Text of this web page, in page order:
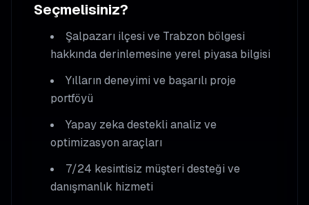
Seçmelisiniz?
Şalpazarı ilçesi ve Trabzon bölgesi
hakkında derinlemesine yerel piyasa bilgisi
Yılların deneyimi ve başarılı proje
portföyü
Yapay zeka destekli analiz ve
optimizasyon araçları
7/24 kesintisiz müşteri desteği ve
danışmanlık hizmeti